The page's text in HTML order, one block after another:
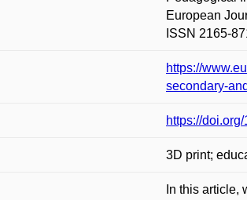
European
ISSN 2165-
https://
secondary-
https://
3D print;
In this article,